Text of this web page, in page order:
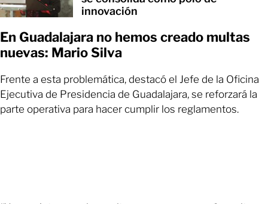
innovación
En Guadalajara no hemos creado multas
nuevas: Mario Silva
Frente a esta problemática, destacó el Jefe de la Oficina
Ejecutiva de Presidencia de Guadalajara, se reforzará la
parte operativa para hacer cumplir los reglamentos.